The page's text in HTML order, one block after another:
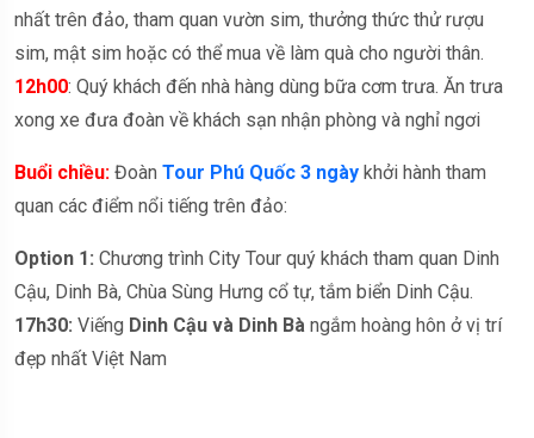
nhất trên đảo, tham quan vườn sim, thưởng thức thử rượu
sim, mật sim hoặc có thể mua về làm quà cho người thân.
12h00: Quý khách đến nhà hàng dùng bữa cơm trưa. Ăn trưa
xong xe đưa đoàn về khách sạn nhận phòng và nghỉ ngơi
Buổi chiều: Đoàn Tour Phú Quốc 3 ngày khởi hành tham
quan các điểm nổi tiếng trên đảo:
Option 1: Chương trình City Tour quý khách tham quan Dinh
Cậu, Dinh Bà, Chùa Sùng Hưng cổ tự, tắm biển Dinh Cậu.
17h30: Viếng Dinh Cậu và Dinh Bà ngắm hoàng hôn ở vị trí
đẹp nhất Việt Nam